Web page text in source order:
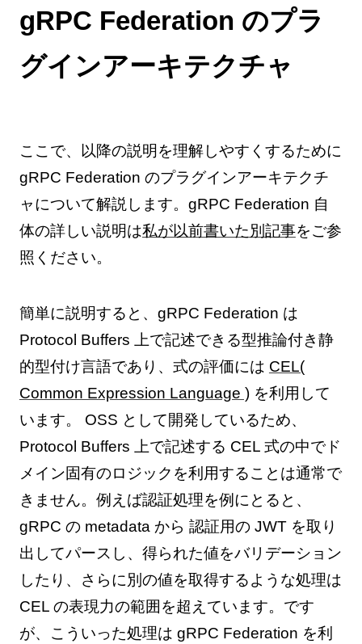
gRPC Federation のプラ
グインアーキテクチャ
ここで、以降の説明を理解しやすくするために
gRPC Federation のプラグインアーキテクチ
ャについて解説します。gRPC Federation 自
体の詳しい説明は私が以前書いた別記事をご参
照ください。
簡単に説明すると、gRPC Federation は
Protocol Buffers 上で記述できる型推論付き静
的型付け言語であり、式の評価には CEL(
Common Expression Language )を利用して
います。 OSS として開発しているため、
Protocol Buffers 上で記述する CEL 式の中でド
メイン固有のロジックを利用することは通常で
きません。例えば認証処理を例にとると、
gRPC の metadata から 認証用の JWT を取り
出してパースし、得られた値をバリデーション
したり、さらに別の値を取得するような処理は
CEL の表現力の範囲を超えています。です
が、こういった処理は gRPC Federation を利